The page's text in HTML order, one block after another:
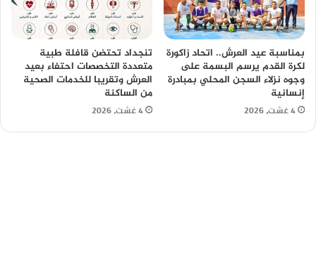
بمناسبة عيد العرش.. اتحاد زاكورة
لكرة القدم يرسم البسمة على
وجوه نزلاء السجن المحلي بمبادرة
إنسانية
4 غشت، 2026
تنجداد تحتضن قافلة طبية
متعددة التخصصات احتفاء بعيد
العرش وتقريبا للخدمات الصحية
من الساكنة
4 غشت، 2026